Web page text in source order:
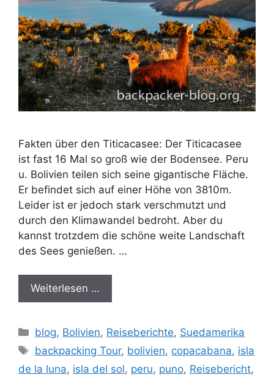
Fakten über den Titicacasee: Der Titicacasee
ist fast 16 Mal so groß wie der Bodensee. Peru
u. Bolivien teilen sich seine gigantische Fläche.
Er befindet sich auf einer Höhe von 3810m.
Leider ist er jedoch stark verschmutzt und
durch den Klimawandel bedroht. Aber du
kannst trotzdem die schöne weite Landschaft
des Sees genießen. …
Weiterlesen …
Kategorien
blog, Bolivien, Reiseberichte, Suedamerika
Schlagwörter
backpacking Tour, bolivien, copacabana, isla
de la luna, isla del sol, peru, puno, Reisebericht,